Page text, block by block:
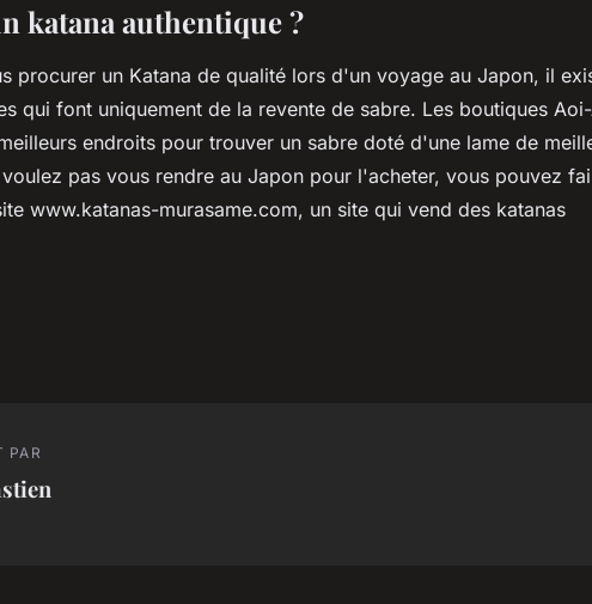
katana authentique ?
procurer un Katana de qualité lors d'un voyage au Japon, il
qui font uniquement de la revente de sabre. Les boutiques
endroits pour trouver un sabre doté d'une lame de
pas vous rendre au Japon pour l'acheter, vous pouvez
www.katanas-murasame.com, un site qui vend des katanas
PAR